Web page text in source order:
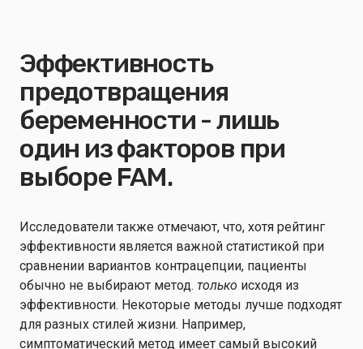
Эффективность
предотвращения
беременности - лишь
один из факторов при
выборе FAM.
Исследователи также отмечают, что, хотя рейтинг
эффективности является важной статистикой при
сравнении вариантов контрацепции, пациенты
обычно не выбирают метод. только исходя из
эффективности. Некоторые методы лучше подходят
для разных стилей жизни. Например,
симптоматический метод имеет самый высокий